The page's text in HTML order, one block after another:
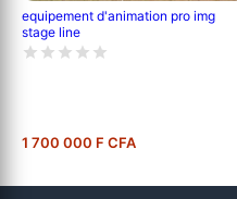
equipement d'animation pro img
stage line
1 700 000 F CFA